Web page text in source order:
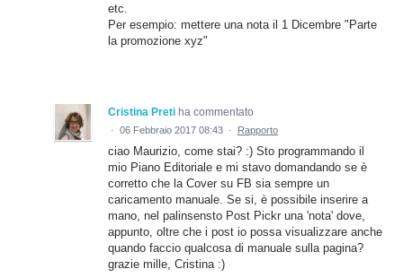
etc.
Per esempio: mettere una nota il 1 Dicembre "Parte
la promozione xyz"
Cristina Preti ha commentato
· 06 Febbraio 2017 08:43 · Rapporto
ciao Maurizio, come stai? :) Sto programmando il
mio Piano Editoriale e mi stavo domandando se è
corretto che la Cover su FB sia sempre un
caricamento manuale. Se si, è possibile inserire a
mano, nel palinsensto Post Pickr una 'nota' dove,
appunto, oltre che i post io possa visualizzare anche
quando faccio qualcosa di manuale sulla pagina?
grazie mille, Cristina :)